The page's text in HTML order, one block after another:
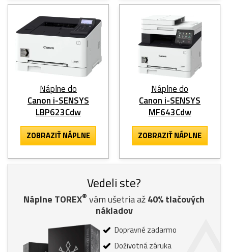
Náplne do
Canon i-SENSYS
LBP623Cdw
ZOBRAZIŤ NÁPLNE
Náplne do
Canon i-SENSYS
MF643Cdw
ZOBRAZIŤ NÁPLNE
Vedeli ste?
Náplne TOREX® vám ušetria až40% tlačových
nákladov
Dopravné zadarmo
Doživotná záruka